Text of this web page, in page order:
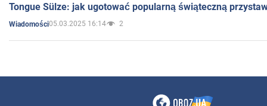
Tongue Sülze: jak ugotować popularną świąteczną
Wiadomości05.03.2025 16:14 2